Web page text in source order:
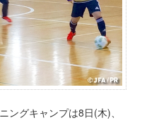
ングキャンプは8日(木)、